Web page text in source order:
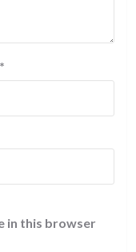
*
in this browser